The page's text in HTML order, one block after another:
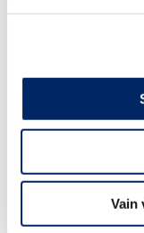
Vain
Verokiilalaskuri
kustannusten
johtuvat
saadaan